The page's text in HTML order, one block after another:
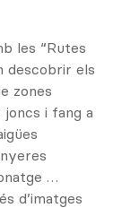
les “Rutes
descobrir els
zones
joncs i fang a
…
d’imatges